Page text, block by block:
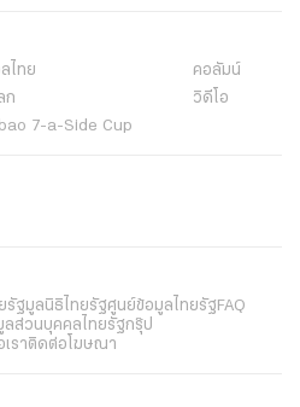
ไทย
คอลัมน์
ก
วิดีโอ
7-a-Side Cup
รัฐมูลนิธิไทยรัฐศูนย์ข้อมูลไทยรัฐFAQ
ลส่วนบุคคลไทยรัฐกรุ๊ป
ราติดต่อโฆษณา